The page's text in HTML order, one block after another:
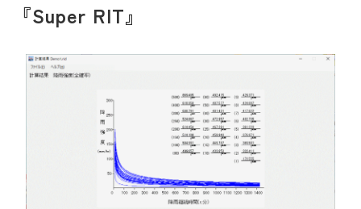
『Super RIT』